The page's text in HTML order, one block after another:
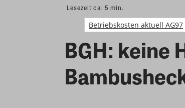
Lesezeit ca: 5 min.
Betriebskosten aktuell AG97
BGH: keine